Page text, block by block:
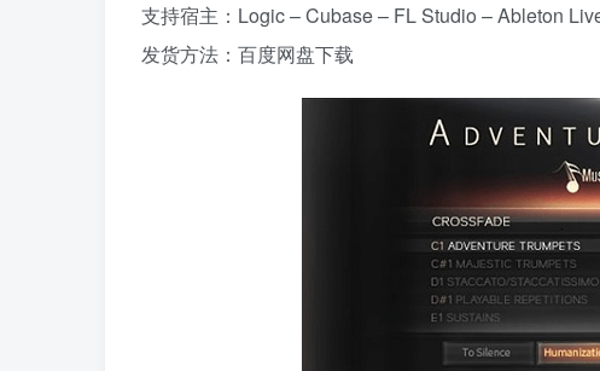
支持宿主：Logic – Cubase – FL Studio – Ableton
发货方法：百度网盘下载